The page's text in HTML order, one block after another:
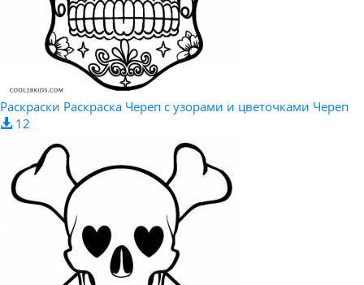
Раскраски Раскраска Череп с узорами и цветочками Череп
12